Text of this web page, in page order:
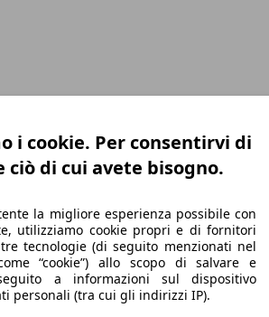
i cookie. Per consentirvi di
ciò di cui avete bisogno.
la migliore esperienza possibile con
utilizziamo cookie propri e di fornitori
tecnologie (di seguito menzionati nel
“cookie”) allo scopo di salvare e
a informazioni sul dispositivo
personali (tra cui gli indirizzi IP).